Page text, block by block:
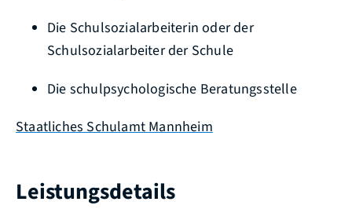
Die Schulsozialarbeiterin oder der
Schulsozialarbeiter der Schule
Die schulpsychologische Beratungsstelle
Staatliches Schulamt Mannheim
Leistungsdetails